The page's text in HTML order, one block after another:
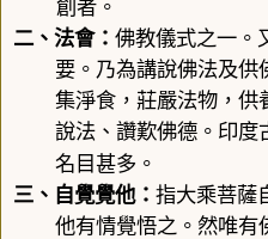
創者。
二、法會： 佛教儀式之一。
要。乃為講說佛法及供
集淨食，莊嚴法物，供
說法、讚歎佛德。印度
名目甚多。
三、 自覺覺他： 指大乘菩薩
他有情覺悟之。然唯有